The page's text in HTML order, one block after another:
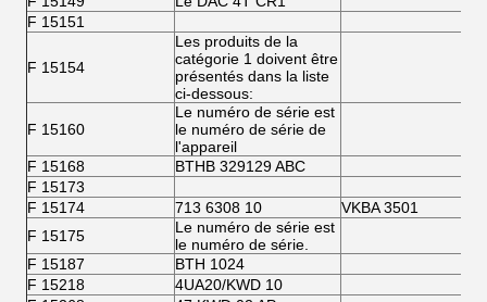
F 15151
F 15154
Les produits de la
catégorie 1 doivent être
présentés dans la liste
ci-dessous:
F 15160
Le numéro de série est
le numéro de série de
l'appareil
F 15168
BTHB 329129 ABC
F 15173
F 15174
713 6308 10 VKBA 3501
F 15175
Le numéro de série est
le numéro de série.
F 15187
BTH 1024
F 15218
4UA20/KWD 10